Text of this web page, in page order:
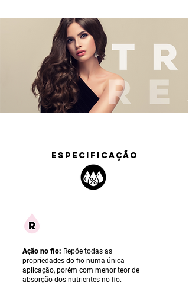
ESPECIFICAÇÃO
Ação no fio: Repõe todas as
propriedades do fio numa única
aplicação, porém com menor teor de
absorção dos nutrientes no fio.